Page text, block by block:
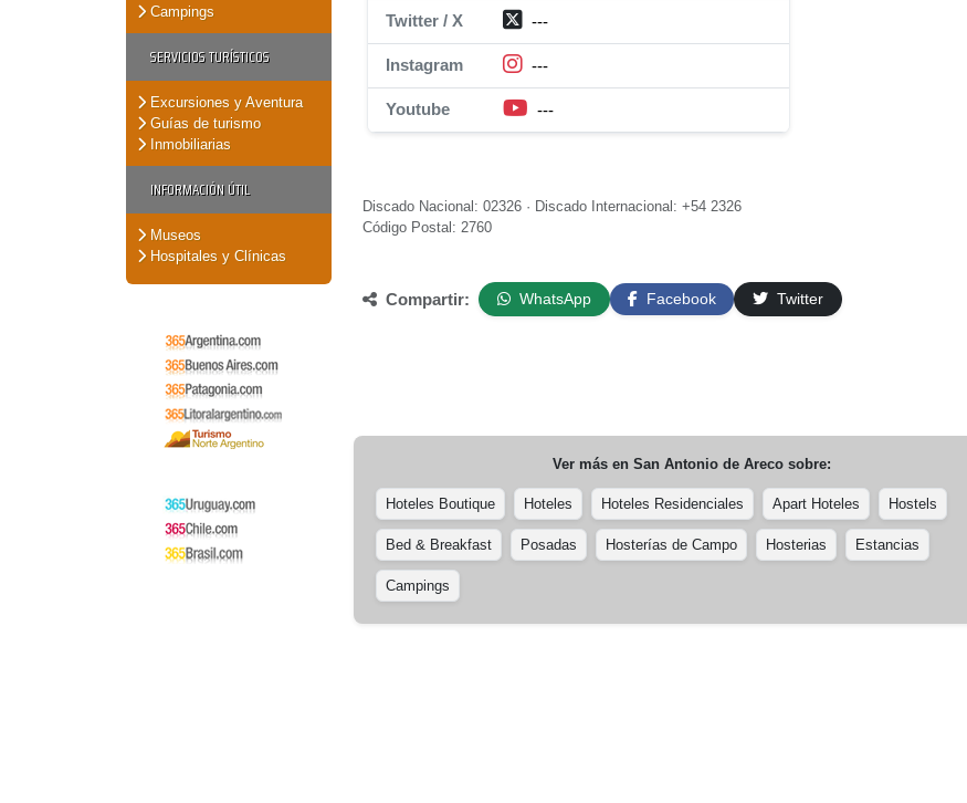
Campings
SERVICIOS TURÍSTICOS
Excursiones y Aventura
Guías de turismo
Inmobiliarias
INFORMACIÓN ÚTIL
Museos
Hospitales y Clínicas
Twitter / X ---
Instagram ---
Youtube ---
Discado Nacional: 02326 · Discado Internacional: +54 2326
Código Postal: 2760
Compartir: WhatsApp Facebook Twitter
Ver más en San Antonio de Arecosobre:
Hoteles Boutique Hoteles Hoteles Residenciales Apart Hoteles Hostels
Bed & Breakfast Posadas Hosterías de Campo Hosterias Estancias
Campings